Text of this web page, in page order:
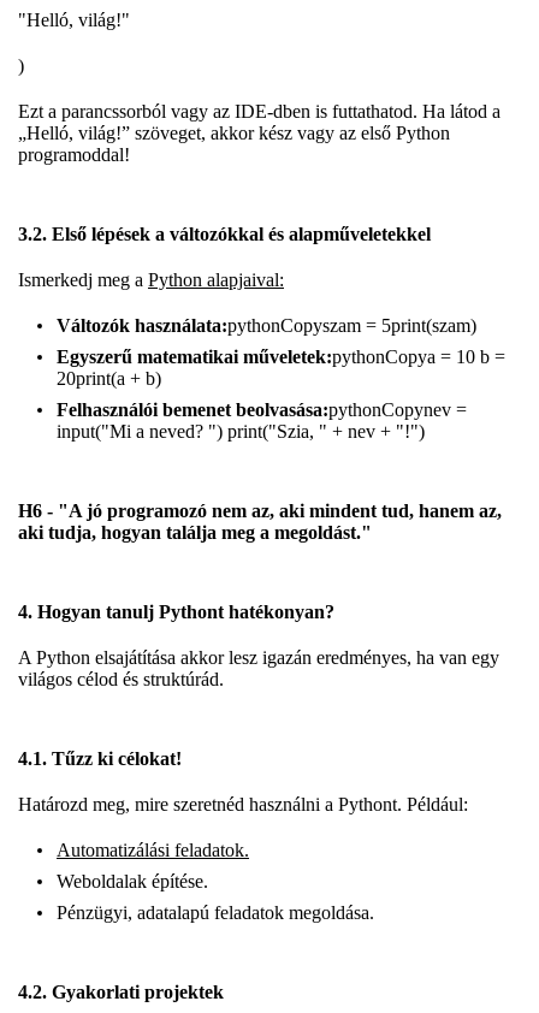
"Helló, világ!"
)
Ezt a parancssorból vagy az IDE-dben is futtathatod. Ha látod a
„Helló, világ!” szöveget, akkor kész vagy az első Python
programoddal!
3.2. Első lépések a változókkal és alapműveletekkel
Ismerkedj meg a Python alapjaival:
Változók használata:pythonCopyszam = 5print(szam)
Egyszerű matematikai műveletek:pythonCopya = 10 b =
20print(a + b)
Felhasználói bemenet beolvasása:pythonCopynev =
input("Mi a neved? ") print("Szia, " + nev + "!")
H6 - "A jó programozó nem az, aki mindent tud, hanem az,
aki tudja, hogyan találja meg a megoldást."
4. Hogyan tanulj Pythont hatékonyan?
A Python elsajátítása akkor lesz igazán eredményes, ha van egy
világos célod és struktúrád.
4.1. Tűzz ki célokat!
Határozd meg, mire szeretnéd használni a Pythont. Például:
Automatizálási feladatok.
Weboldalak építése.
Pénzügyi, adatalapú feladatok megoldása.
4.2. Gyakorlati projektek